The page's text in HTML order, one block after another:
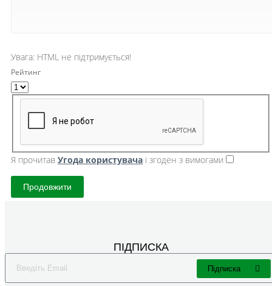
Увага: HTML не підтримується!
Рейтинг
Я прочитав Угода користувача і згоден з вимогами
Продовжити
ПІДПИСКА
Підписка